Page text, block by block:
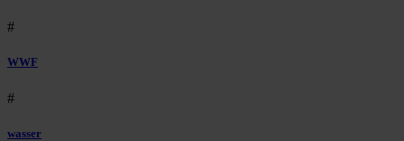
#
WWF
#
wasser